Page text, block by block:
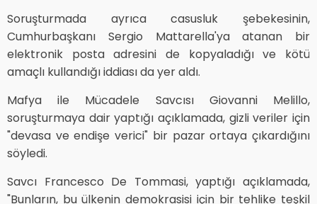
Soruşturmada ayrıca casusluk şebekesinin,
Cumhurbaşkanı Sergio Mattarella'ya atanan bir
elektronik posta adresini de kopyaladığı ve kötü
amaçlı kullandığı iddiası da yer aldı.
Mafya ile Mücadele Savcısı Giovanni Melillo,
soruşturmaya dair yaptığı açıklamada, gizli veriler için
"devasa ve endişe verici" bir pazar ortaya çıkardığını
söyledi.
Savcı Francesco De Tommasi, yaptığı açıklamada,
"Bunların, bu ülkenin demokrasisi için bir tehlike teşkil